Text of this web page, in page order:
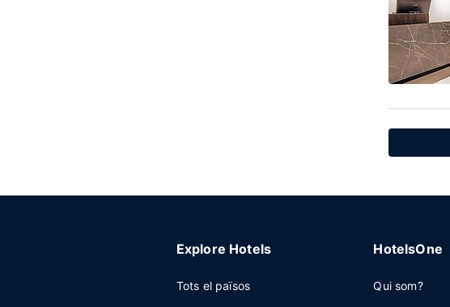
Explore Hotels
Tots el països
HotelsOne
Qui som?